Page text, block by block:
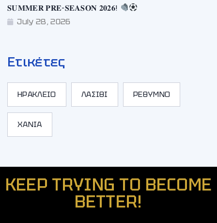
𝐒𝐔𝐌𝐌𝐄𝐑 𝐏𝐑𝐄-𝐒𝐄𝐀𝐒𝐎𝐍 𝟐𝟎𝟐𝟔!
July 28, 2026
Ετικέτες
ΗΡΑΚΛΕΙΟ ΛΑΣΙΘΙ ΡΕΘΥΜΝΟ
ΧΑΝΙΑ
KEEP TRYING TO BECOME
BETTER!